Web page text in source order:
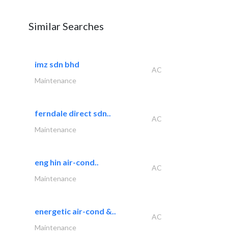
Similar Searches
imz sdn bhd
AC
Maintenance
ferndale direct sdn..
AC
Maintenance
eng hin air-cond..
AC
Maintenance
energetic air-cond &..
AC
Maintenance